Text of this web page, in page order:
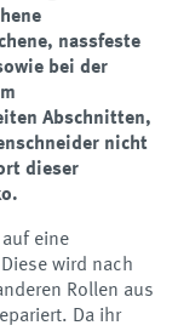
nassfeste
bei der
Abschnitten,
nicht
dieser
eine
wird nach
Rollen aus
Da ihr